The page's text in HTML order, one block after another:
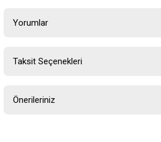
Yorumlar
Taksit Seçenekleri
Önerileriniz